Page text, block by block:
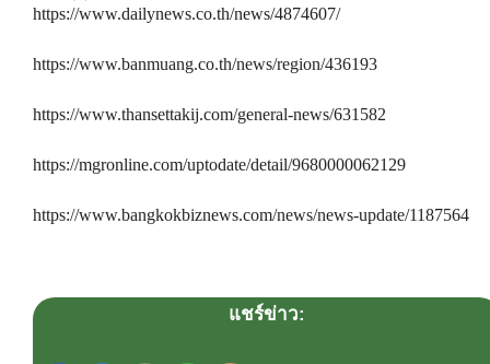
https://www.dailynews.co.th/news/4874607/
https://www.banmuang.co.th/news/region/436193
https://www.thansettakij.com/general-news/631582
https://mgronline.com/uptodate/detail/9680000062129
https://www.bangkokbiznews.com/news/news-update/1187564
แชร์ข่าว: